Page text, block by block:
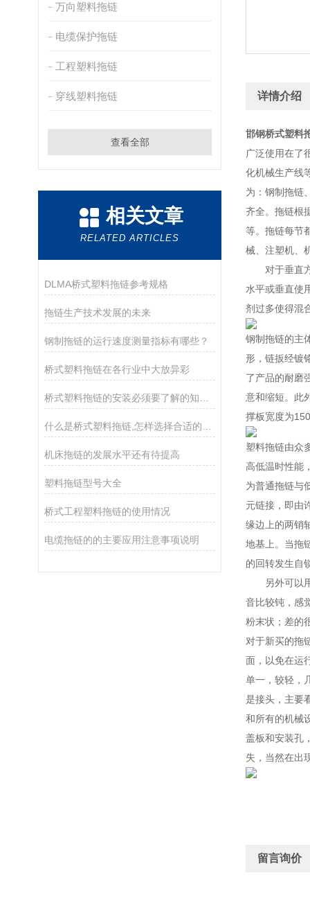
万向塑料拖链
电缆保护拖链
工程塑料拖链
穿线塑料拖链
查看全部
相关文章
RELATED ARTICLES
DLMA桥式塑料拖链参考规格
拖链生产技术发展的未来
钢制拖链的运行速度测量指标有哪些？
桥式塑料拖链在各行业中大放异彩
机床拖链的发展水平还有待提高
塑料拖链型号大全
桥式工程塑料拖链的使用情况
电缆拖链的的主要应用注意事项说明
详情介绍
邯钢桥式塑料
广泛使用在了
化机械生产线
为：钢制拖链
齐全。拖链根
等。拖链每节
械、注塑机、
对于垂直方
水平或垂直使
剂过多使得混
钢制拖链的主
形，链扳经镀
了产品的耐磨
意和缩短。此
撑板宽度为
塑料拖链由众
高低温时性能
为普通拖链与
元链接，即由
缘边上的两销
地基上。当拖
的回转发生自
另外可以用
音比较钝，感
粉末状；差的
对于新买的拖
面，以免在运
单一，较轻，
是接头，主要
和所有的机械
盖板和安装孔
失，当然在出
留言询价